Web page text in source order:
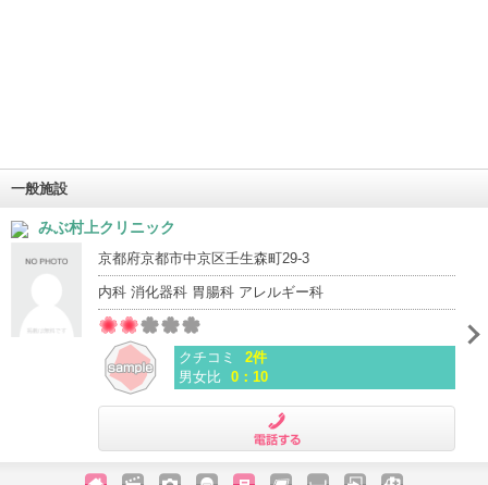
一般施設
みぶ村上クリニック
京都府京都市中京区壬生森町29-3
内科 消化器科 胃腸科 アレルギー科
クチコミ
2件
男女比 0：10